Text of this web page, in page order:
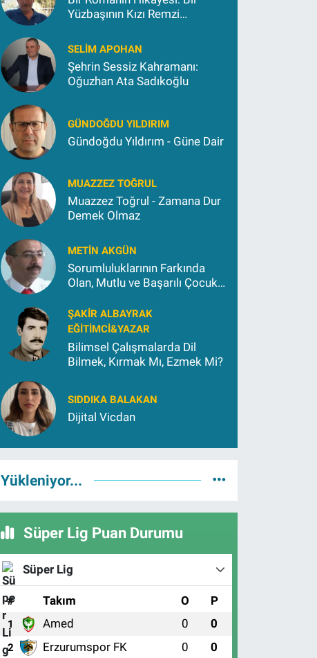
Yüzbaşının Kızı Remzi
SELIM APOHAN
Şehrin Sessiz Kahramanı:
Oğuzhan Ata Sadıkoğlu
GÜNDOĞDU YILDIRIM
Gündoğdu Yıldırım - Güne Dair
MUAZZEZ TOĞRUL
Muazzez Toğrul - Zamana Dur
Demek Olmaz
METIN AKGÜN
Sorumluluklarının Farkında
Olan, Mutlu ve Başarılı Çocuk
ŞAKIR ALBAYRAK
EĞITIMCI&YAZAR
Bilimsel Çalışmalarda Dil
Bilmek, Kırmak Mı, Ezmek Mi?
SIDDIKA BALAKAN
Dijital Vicdan
Yükleniyor...
Süper Lig Puan Durumu
Süper Lig
# Takım O P
1 Amed 0 0
2 Erzurumspor FK 0 0